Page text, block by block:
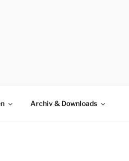
Archiv & Downloads